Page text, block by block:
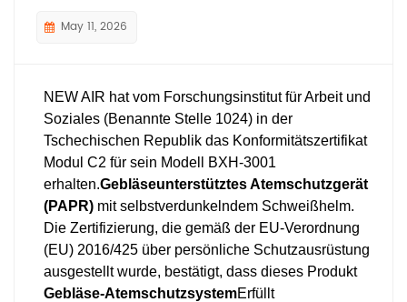
May 11, 2026
NEW AIR hat vom Forschungsinstitut für Arbeit und
Soziales (Benannte Stelle 1024) in der
Tschechischen Republik das Konformitätszertifikat
Modul C2 für sein Modell BXH-3001
erhalten.Gebläseunterstütztes Atemschutzgerät
(PAPR) mit selbstverdunkelndem Schweißhelm.
Die Zertifizierung, die gemäß der EU-Verordnung
(EU) 2016/425 über persönliche Schutzausrüstung
ausgestellt wurde, bestätigt, dass dieses Produkt
Gebläse-AtemschutzsystemErfüllt